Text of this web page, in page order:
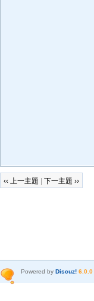
‹‹ 上一主題 下一主題 ››
Powered by Discuz! 6.0.0